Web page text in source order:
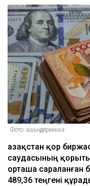
Фото: ашық дереккөз
Қазақстан қор
саудасының
орташа сараланған
489,36 теңгені